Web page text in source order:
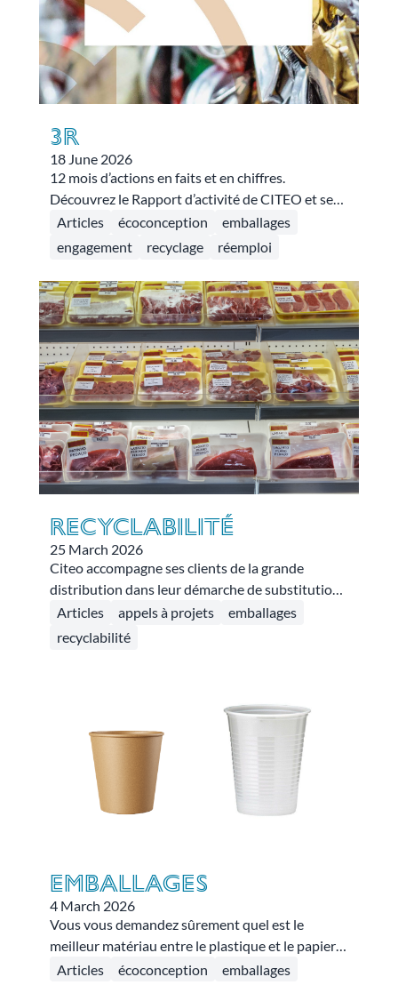
3r
18 June 2026
12 mois d’actions en faits et en chiffres.
Découvrez le Rapport d’activité de CITEO et ses
filiales.
Articles écoconception
emballages
engagement
recyclage réemploi
Recyclabilité
25 March 2026
Citeo accompagne ses clients de la grande
distribution dans leur démarche de substitution
du film PVC pour les produits conditionnés en
point de vente. Après des tests en magasin de
d’établir un guide opérationnel.
Articles appels à projets
emballages
recyclabilité
Emballages
4 March 2026
Vous vous demandez sûrement quel est le
meilleur matériau entre le plastique et le papier-
carton pour faire des emballages. La réponse
Articles écoconception emballages